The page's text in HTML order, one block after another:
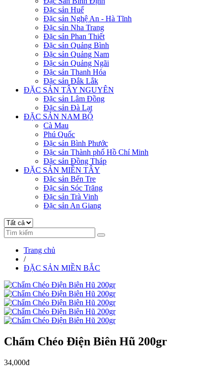
Đặc sản Huế
Đặc sản Nghệ An - Hà Tĩnh
Đặc sản Nha Trang
Đặc sản Phan Thiết
Đặc sản Quảng Bình
Đặc sản Quảng Nam
Đặc sản Quảng Ngãi
Đặc sản Thanh Hóa
Đặc sản Đắk Lắk
ĐẶC SẢN TÂY NGUYÊN
Đặc sản Lâm Đồng
Đặc sản Đà Lạt
ĐẶC SẢN NAM BỘ
Cà Mau
Phú Quốc
Đặc sản Bình Phước
Đặc sản Thành phố Hồ Chí Minh
Đặc sản Đồng Tháp
ĐẶC SẢN MIỀN TÂY
Đặc sản Bến Tre
Đặc sản Sóc Trăng
Đặc sản Trà Vinh
Đặc sản An Giang
Trang chủ
/
ĐẶC SẢN MIỀN BẮC
Chẩm Chéo Điện Biên Hũ 200gr
34,000đ